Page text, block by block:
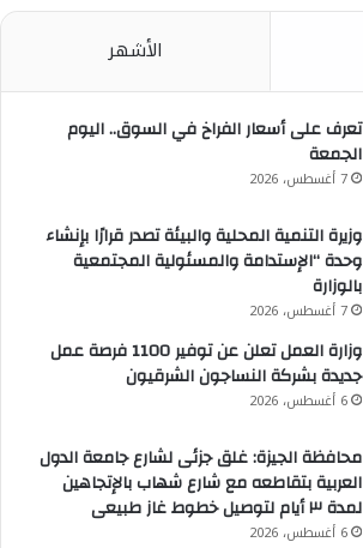
الأشهر
تعرف على أسعار الفراخ في السوق.. اليوم
الجمعة
7 أغسطس، 2026
وزيرة التنمية المحلية والبيئة تصدر قرارًا بإنشاء
وحدة “الإستدامة والمسئولية المجتمعية
بالوزارة
7 أغسطس، 2026
وزارة العمل تعلن عن توفير 1100 فرصة عمل
جديدة بشركة النساجون الشرقيون
6 أغسطس، 2026
محافظة الجيزة: غلق جزئى لشارع جامعة الدول
العربية بتقاطعه مع شارع شهاب بالإتجاهين
لمدة ٣ أيام لتوصيل خطوط غاز طبيعى
6 أغسطس، 2026